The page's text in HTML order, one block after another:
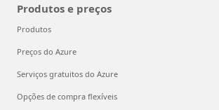
Produtos e preços
Produtos
Preços do Azure
Serviços gratuitos do Azure
Opções de compra flexíveis